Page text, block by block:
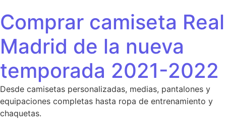
Comprar camiseta Real
Madrid de la nueva
temporada 2021-2022
Desde camisetas personalizadas, medias, pantalones y
equipaciones completas hasta ropa de entrenamiento y
chaquetas.